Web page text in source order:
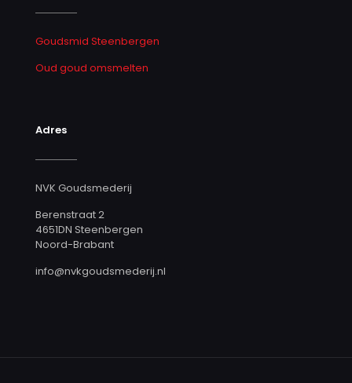
Goudsmid Steenbergen
Oud goud omsmelten
Adres
NVK Goudsmederij
Berenstraat 2
4651DN Steenbergen
Noord-Brabant
info@nvkgoudsmederij.nl